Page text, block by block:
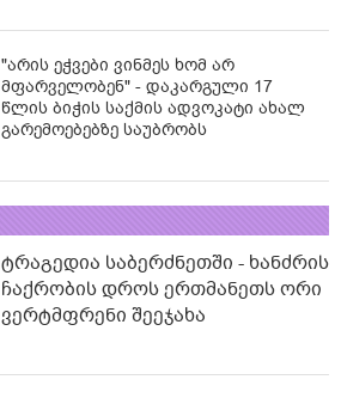
"არის ეჭვები ვინმეს ხომ არ
მფარველობენ" - დაკარგული 17
წლის ბიჭის საქმის ადვოკატი ახალ
გარემოებებზე საუბრობს
ტრაგედია საბერძნეთში - ხანძრის
ჩაქრობის დროს ერთმანეთს ორი
ვერტმფრენი შეეჯახა